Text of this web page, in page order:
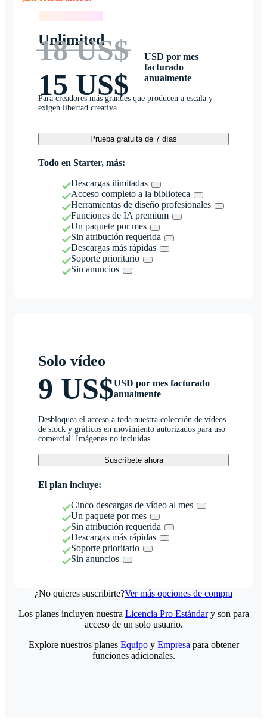
Unlimited
18 US$
15 US$
USD por mes
facturado
anualmente
Para creadores más grandes que producen a escala y
exigen libertad creativa
Prueba gratuita de 7 días
Todo en Starter, más:
Descargas ilimitadas
Acceso completo a la biblioteca
Herramientas de diseño profesionales
Funciones de IA premium
Un paquete por mes
Sin atribución requerida
Descargas más rápidas
Soporte prioritario
Sin anuncios
Solo vídeo
9 US$USD por mes facturado
anualmente
Desbloquea el acceso a toda nuestra colección de vídeos
de stock y gráficos en movimiento autorizados para uso
comercial. Imágenes no incluidas.
Suscríbete ahora
El plan incluye:
Cinco descargas de vídeo al mes
Un paquete por mes
Sin atribución requerida
Descargas más rápidas
Soporte prioritario
Sin anuncios
¿No quieres suscribirte?Ver más opciones de compra
Los planes incluyen nuestra Licencia Pro Estándary son para
acceso de un solo usuario.
Explore nuestros planes Equipoy Empresa para obtener
funciones adicionales.